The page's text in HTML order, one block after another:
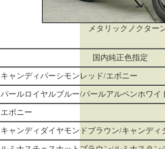
メタリックノクター
国内純正色指定
キャンディパーシモンレッド/エボニー
パールロイヤルブルー/パールアルペンホワイ
エボニー
キャンディダイヤモンドブラウン/キャンディ